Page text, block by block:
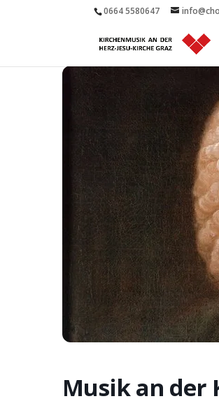
0664 5580647
Musik an der